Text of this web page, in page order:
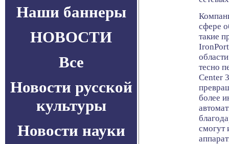
Наши баннеры
НОВОСТИ
Все
Новости русской
культуры
Новости науки
сфере
такие
тесно
Center
более
смогут